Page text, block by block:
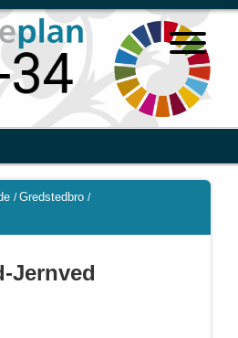
/ Gredstedbro /
Jernved